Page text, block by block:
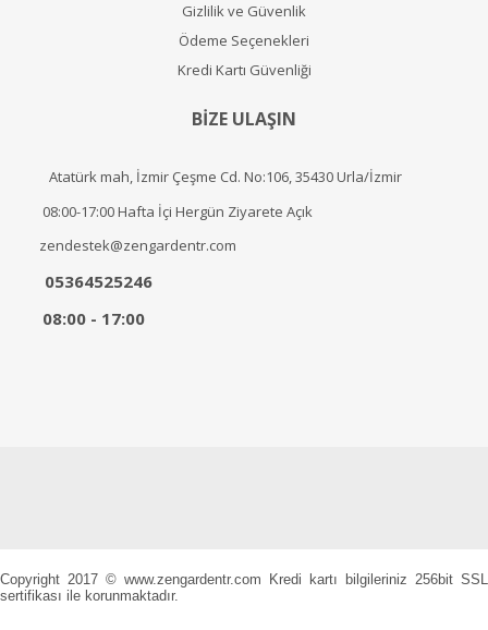
Gizlilik ve Güvenlik
Ödeme Seçenekleri
Kredi Kartı Güvenliği
BİZE ULAŞIN
Atatürk mah, İzmir Çeşme Cd. No:106, 35430 Urla/İzmir
08:00-17:00 Hafta İçi Hergün Ziyarete Açık
zendestek@zengardentr.com
05364525246
08:00 - 17:00
Copyright 2017 © www.zengardentr.com Kredi kartı bilgileriniz 256bit SSL
sertifikası ile korunmaktadır.